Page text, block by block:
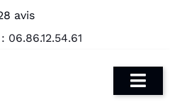
avis
06.86.12.54.61